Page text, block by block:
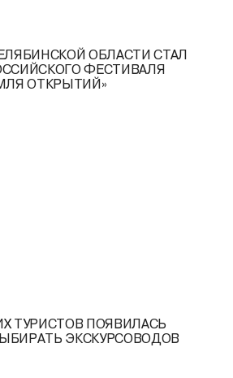
ОБЛАСТИ СТАЛ
ФЕСТИВАЛЯ
ОТКРЫТИЙ»
ТУРИСТОВ ПОЯВИЛАСЬ
ЭКСКУРСОВОДОВ